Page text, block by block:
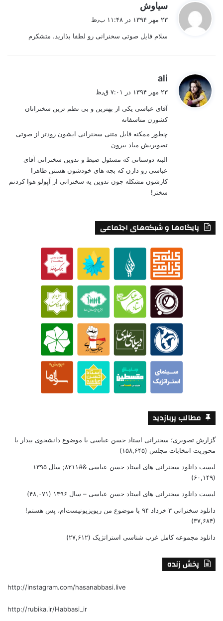
سیاوش
۲۳ مهر ۱۳۹۴ در ۱۱:۴۸ ب٫ظ
سلام فایل صوتی سخنرانی رو لطفا بذارید. متشکرم
ali
:
۲۳ مهر ۱۳۹۴ در ۷:۰۱ ق٫ظ
آقای عباسی یکی از بهترین و بی نظم ترین سخنرانان
کشورن متاسفانه
چطور ممکنه فایل متنی سخنرانی ایشون زودتر از صوتی
تصویریش میاد بیرون
البته دوستانی که مسئول ضبط و تدوین سخنرانی آقای
عباسی رو دارن که بچه های خودشون هستن ظاهرا
کارشون مشکله چون تدوین یه سخنرانی از آپولو هوا کردنم
سختر!
پایگاه‌ها و شبکه‌های اجتماعی
مطالب پربازدید
گزارش تصویری؛ سخنرانی استاد حسن عباسی با موضوع دانشجوی بیدار با
محوریت انتخابات مجلس (۱۵۸,۶۴۵)
لیست دانلود سخنرانی های استاد حسن عباسی &#۸۲۱۱; سال ۱۳۹۵
(۶۰,۱۴۹)
لیست دانلود سخنرانی های استاد حسن عباسی – سال ۱۳۹۶ (۴۸,۰۷۱)
دانلود سخنرانی ۳ خرداد ۹۴ با موضوع من ریویزیونیست‌ام، پس هستم!
(۳۷,۶۸۴)
دانلود مجموعه کامل غرب شناسی استراتژیک (۲۷,۶۱۲)
پخش زنده
http://instagram.com/hasanabbasi.live
http://rubika.ir/Habbasi_ir